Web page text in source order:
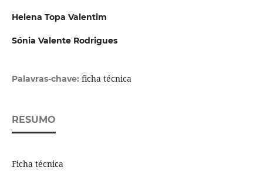
Helena Topa Valentim
Sónia Valente Rodrigues
Palavras-chave: ficha técnica
RESUMO
Ficha técnica